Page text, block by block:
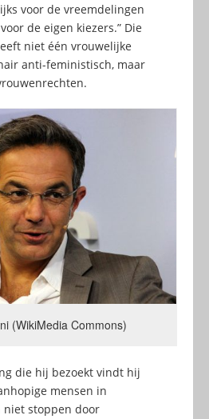
voor de vreemdelingen
de eigen kiezers.” Die
niet één vrouwelijke
anti-feministisch, maar
(WikiMedia Commons)
die hij bezoekt vindt hij
mensen in
niet stoppen door